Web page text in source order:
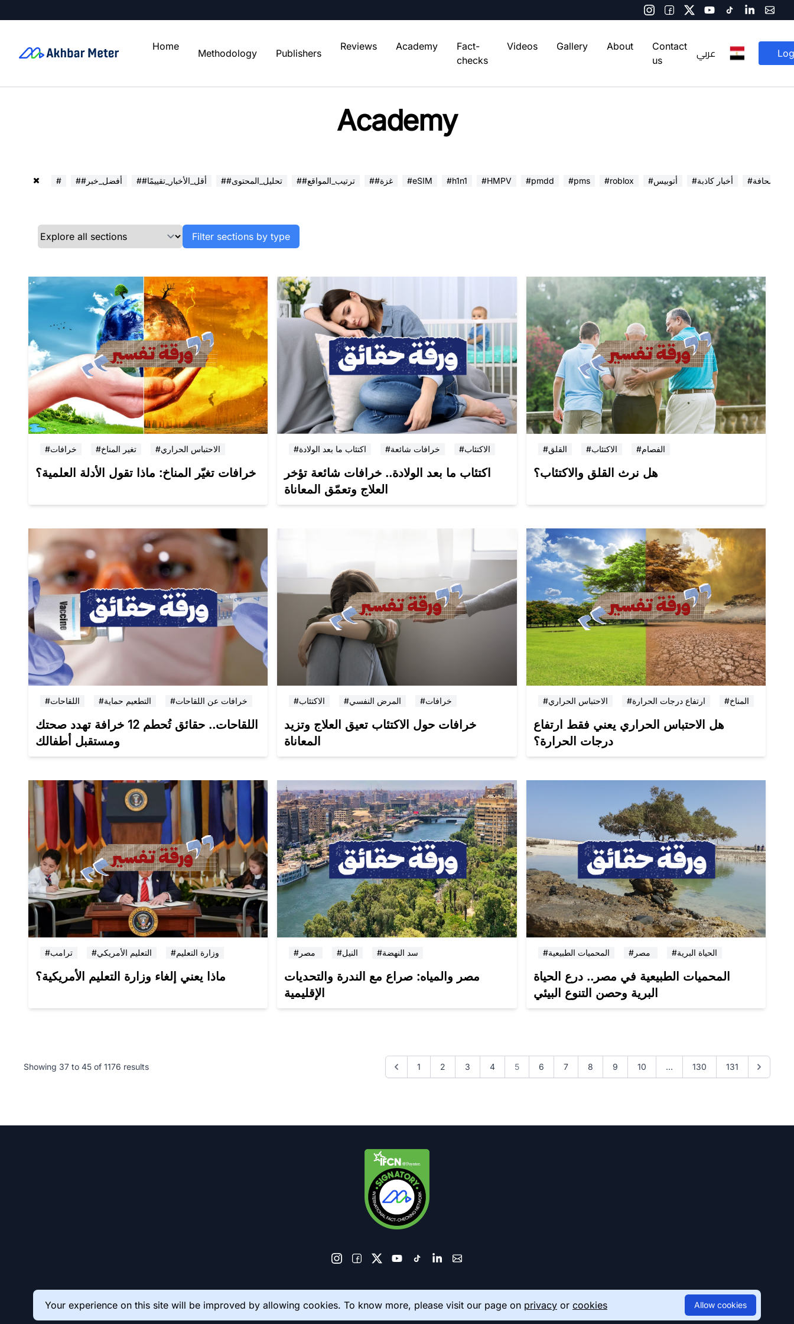
Home
Methodology Publishers
Reviews Academy
Fact-
checks
Videos Gallery About
Contact
us
عربي
Academy
# ##أفضل_خبر ##أقل_الأخبار_تقييمًا ##تحليل_المحتوى ##ترتيب_المواقع ##غزة #eSIM #h1n1 #HMPV #pmdd #pms #roblox #أتوبيس #أخبار كاذبة في الصحافة
Filter sections by type
#خرافات #تغير المناخ #الاحتباس الحراري
خرافات تغيّر المناخ: ماذا تقول الأدلة العلمية؟
#اكتئاب ما بعد الولادة #خرافات شائعة #الاكتئاب
اكتئاب ما بعد الولادة.. خرافات شائعة تؤخر
العلاج وتعمّق المعاناة
#القلق #الاكتئاب #الفصام
هل نرث القلق والاكتئاب؟
#اللقاحات #التطعيم حماية #خرافات عن اللقاحات
اللقاحات.. حقائق تُحطم 12 خرافة تهدد صحتك
ومستقبل أطفالك
#الاكتئاب #المرض النفسي #خرافات
خرافات حول الاكتئاب تعيق العلاج وتزيد
المعاناة
#الاحتباس الحراري #ارتفاع درجات الحرارة #المناخ
هل الاحتباس الحراري يعني فقط ارتفاع
درجات الحرارة؟
#ترامب #التعليم الأمريكي #وزارة التعليم
ماذا يعني إلغاء وزارة التعليم الأمريكية؟
#النيل #سد النهضة
مصر والمياه: صراع مع الندرة والتحديات
الإقليمية
#المحميات الطبيعية #الحياة البرية
المحميات الطبيعية في مصر.. درع الحياة
البرية وحصن التنوع البيئي
Showing 37 to 45 of 1176 results 1 2 3 4 5 6 7 8 9 10 ... 130 131
Your experience on this site will be improved by allowing cookies. To know more, please visit our page on privacy or cookies Allow cookies